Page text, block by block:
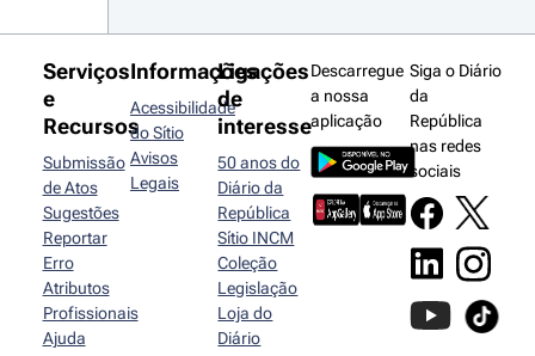
Serviços
e
Recursos
Submissão
de Atos
Sugestões
Reportar
Erro
Atributos
Profissionais
Ajuda
Informações
Acessibilidade
do Sítio
Avisos
Legais
Ligações
de
interesse
50 anos do
Diário da
República
Sítio INCM
Coleção
Legislação
Loja do
Diário
Descarregue
a nossa
aplicação
Siga o Diário
da
República
nas redes
sociais